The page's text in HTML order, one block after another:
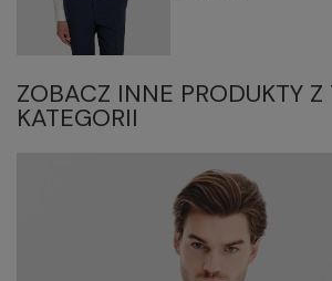
ZOBACZ INNE PRODUKTY
KATEGORII